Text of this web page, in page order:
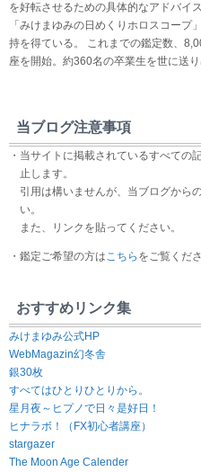
を好転させるための具体的なアドバイ
「みけまゆみの日めくりホロスコープ
持を得ている。 これまでの鑑定数、
座を開始。約360名の卒業生を世に送り
当ブログ注意事項
・当サイトに掲載されているすべての
止します。
引用は構いませんが、当ブログから
い。
また、リンクを貼ってください。
・鑑定ご希望の方はこちら をご覧くださ
おすすめリンク集
みけまゆみ公式HP
WebMagazin幻冬舎
銀30枚
すべてはひとりひとりから。
星月夜～ヒプノで日々是好日！
ヒナラボ！（FX初心者講座）
stargazer
The Moon Age Calender